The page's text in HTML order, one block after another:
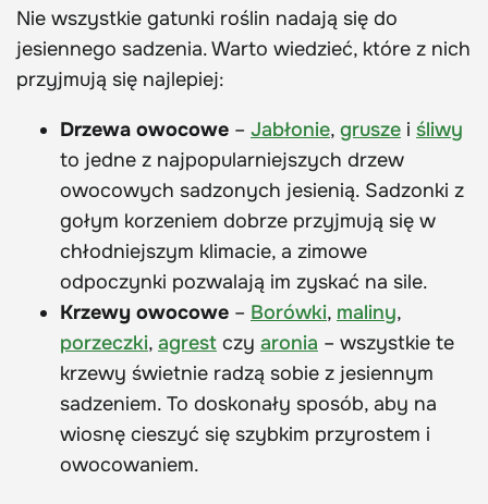
Nie wszystkie gatunki roślin nadają się do
jesiennego sadzenia. Warto wiedzieć, które z nich
przyjmują się najlepiej:
Drzewa owocowe – Jabłonie, grusze i śliwy
to jedne z najpopularniejszych drzew
owocowych sadzonych jesienią. Sadzonki z
gołym korzeniem dobrze przyjmują się w
chłodniejszym klimacie, a zimowe
odpoczynki pozwalają im zyskać na sile.
Krzewy owocowe – Borówki, maliny,
porzeczki, agrest czy aronia – wszystkie te
krzewy świetnie radzą sobie z jesiennym
sadzeniem. To doskonały sposób, aby na
wiosnę cieszyć się szybkim przyrostem i
owocowaniem.